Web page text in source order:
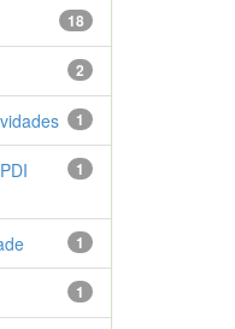
18
2
1
1
1
1